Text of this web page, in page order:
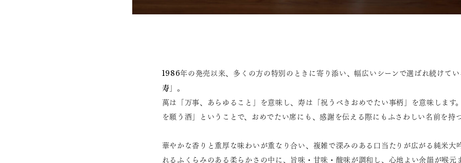
1986年の発売以来、多くの方の特別のときに寄り添い、幅広いシーンで選ばれ続けてい
寿」。
萬は「万事、あらゆること」を意味し、寿は「祝うべきおめでたい事柄」を意味します
を願う酒」ということで、おめでたい席にも、感謝を伝える際にもふさわしい名前を持つ
華やかな香りと重厚な味わいが重なり合い、複雑で深みのある口当たりが広がる純米大
れるふくらみのある柔らかさの中に、旨味・甘味・酸味が調和し、心地よい余韻が喉元